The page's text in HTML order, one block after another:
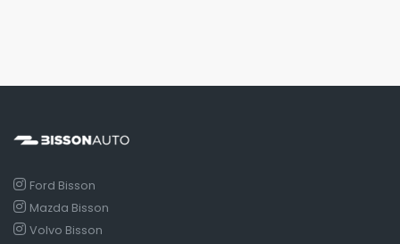
Ford Bisson
Mazda Bisson
Volvo Bisson